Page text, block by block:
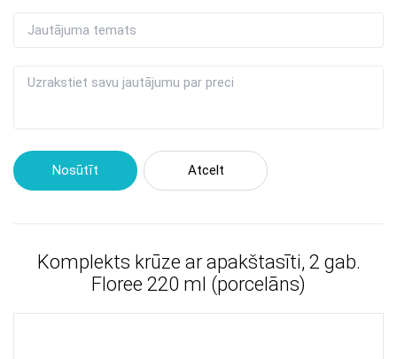
Nosūtīt Atcelt
Komplekts krūze ar apakštasīti, 2 gab.
Floree 220 ml (porcelāns)